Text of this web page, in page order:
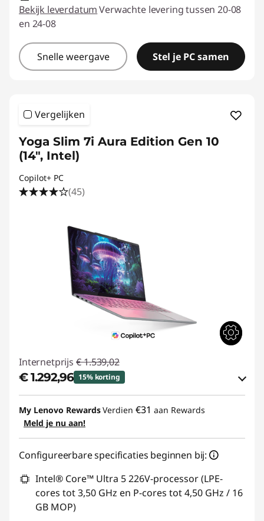
Bekijk leverdatumVerwachte levering tussen 20-08
en 24-08
Snelle weergave Stel je PC samen
Vergelijken
Yoga Slim 7i Aura Edition Gen 10
(14", Intel)
Copilot+ PC
(45)
Internetprijs € 1.539,02
€ 1.292,96 15% korting
eCoupon-besparingen :-€ 246,06
eCoupon gebruiken :
My Lenovo RewardsVerdien €31 aan Rewards
Meld je nu aan!
Configureerbare specificaties beginnen bij:
Intel® Core™ Ultra 5 226V-processor (LPE-
cores tot 3,50 GHz en P-cores tot 4,50 GHz / 16
GB MOP)